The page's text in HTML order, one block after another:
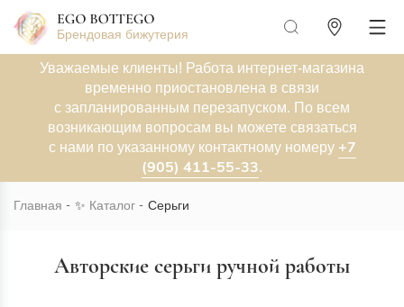
Брендовая бижутерия
Уважаемые клиенты! Работа интернет-магазина
временно приостановлена в связи
с запланированным перезапуском. По всем
возникающим вопросам вы можете связаться
с нами по указанному контактному номеру +7
(905) 411-55-33.
Главная ✨ Каталог Серьги
Авторские серьги ручной работы